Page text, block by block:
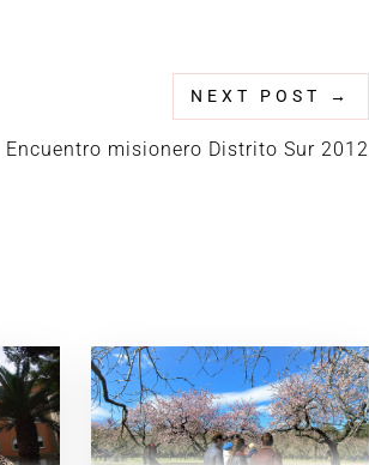
NEXT POST →
Encuentro misionero Distrito Sur 2012